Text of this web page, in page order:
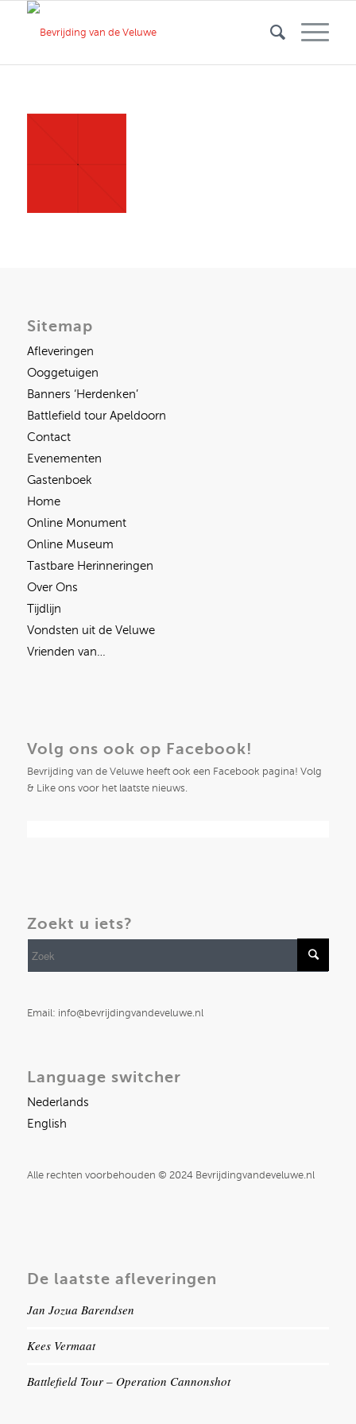
Sitemap
Afleveringen
Ooggetuigen
Banners ‘Herdenken’
Battlefield tour Apeldoorn
Contact
Evenementen
Gastenboek
Home
Online Monument
Online Museum
Tastbare Herinneringen
Over Ons
Tijdlijn
Vondsten uit de Veluwe
Vrienden van…
Volg ons ook op Facebook!
Bevrijding van de Veluwe heeft ook een Facebook pagina! Volg
& Like ons voor het laatste nieuws.
Zoekt u iets?
Email: info@bevrijdingvandeveluwe.nl
Language switcher
Nederlands
English
Alle rechten voorbehouden © 2024 Bevrijdingvandeveluwe.nl
De laatste afleveringen
Jan Jozua Barendsen
Kees Vermaat
Battlefield Tour – Operation Cannonshot